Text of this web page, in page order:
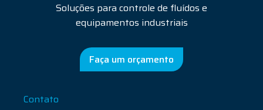
Soluções para controle de fluídos e
equipamentos industriais
Faça um orçamento
Contato